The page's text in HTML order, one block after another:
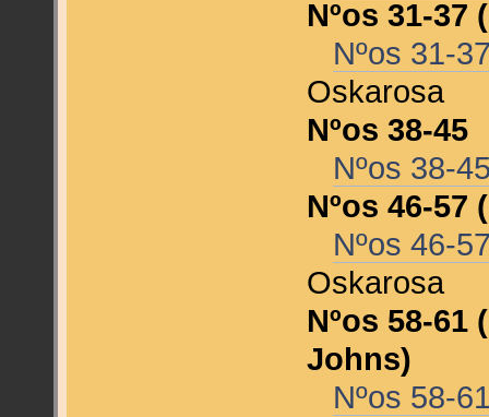
Nºos 31-
Nºos 31-
Oskarosa
Nºos 38-45
Nºos 38-
Nºos 46-
Nºos 46-
Oskarosa
Nºos 58-
Johns)
Nºos 58-